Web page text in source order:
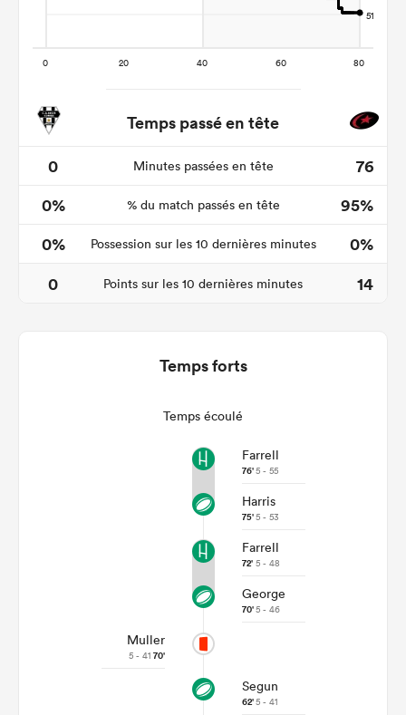
Temps passé en tête
0
Minutes passées en tête
76
0%
% du match passés en tête
95%
0%
Possession sur les 10 dernières minutes
0%
0
Points sur les 10 dernières minutes 14
Temps forts
Temps écoulé
Farrell
76'5 - 55
Harris
75'5 - 53
Farrell
72' 5 - 48
George
70'5 - 46
Muller
5 - 41 70'
Segun
62'5 - 41